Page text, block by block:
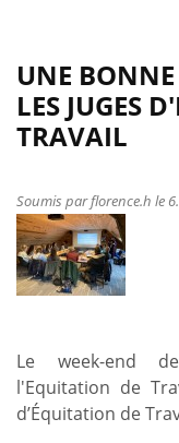
UNE
LES JUGES
TRAVAIL
Soumis parflorence.h le
Le week-end
l'Equitation de
d’Équitation de